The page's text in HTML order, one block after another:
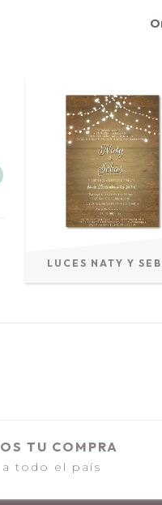
LUCES NATY Y
TU COMPRA
a todo el país